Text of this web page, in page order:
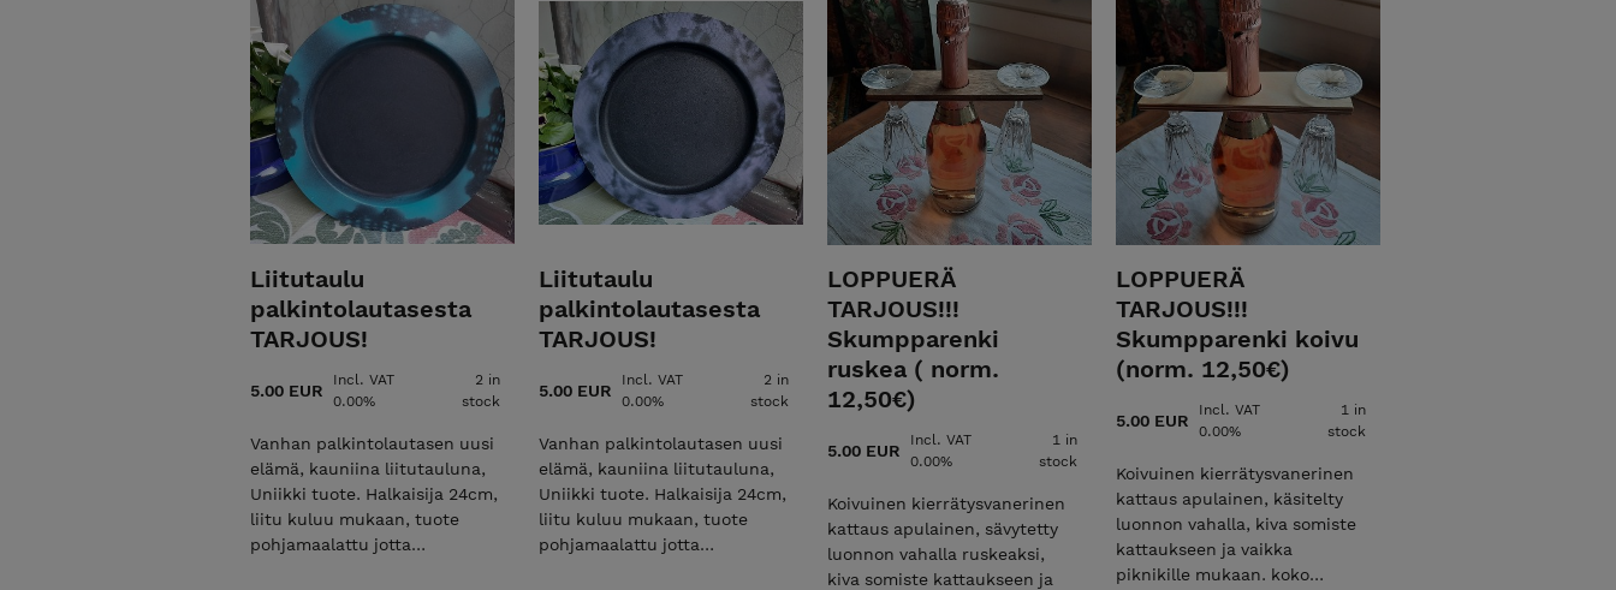
Liitutaulu
palkintolautasesta
TARJOUS!
5.00 EUR
Incl. VAT
0.00%
2 in
stock
Vanhan palkintolautasen uusi
elämä, kauniina liitutauluna,
Uniikki tuote. Halkaisija 24cm,
liitu kuluu mukaan, tuote
pohjamaalattu jotta
Liitutaulu
palkintolautasesta
TARJOUS!
5.00 EUR
Incl. VAT
0.00%
2 in
stock
Vanhan palkintolautasen uusi
elämä, kauniina liitutauluna,
Uniikki tuote. Halkaisija 24cm,
liitu kuluu mukaan, tuote
pohjamaalattu jotta
LOPPUERÄ
TARJOUS!!!
Skumpparenki
ruskea ( norm.
12,50€)
5.00 EUR
Incl. VAT
0.00%
1 in
stock
Koivuinen kierrätysvanerinen
kattaus apulainen, sävytetty
luonnon vahalla ruskeaksi,
kiva somiste kattaukseen ja
LOPPUERÄ
TARJOUS!!!
Skumpparenki koivu
(norm. 12,50€)
5.00 EUR
Incl. VAT
0.00%
1 in
stock
Koivuinen kierrätysvanerinen
kattaus apulainen, käsitelty
luonnon vahalla, kiva somiste
kattaukseen ja vaikka
piknikille mukaan. koko